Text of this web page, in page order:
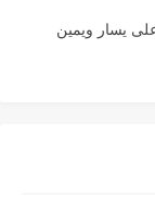
يسار ويمين